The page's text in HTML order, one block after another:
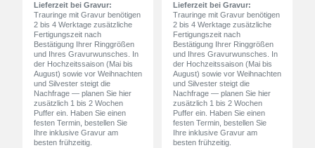
Lieferzeit bei Gravur:
Trauringe mit Gravur benötigen
2 bis 4 Werktage zusätzliche
Fertigungszeit nach
Bestätigung Ihrer Ringgrößen
und Ihres Gravurwunsches. In
der Hochzeitssaison (Mai bis
August) sowie vor Weihnachten
und Silvester steigt die
Nachfrage — planen Sie hier
zusätzlich 1 bis 2 Wochen
Puffer ein. Haben Sie einen
festen Termin, bestellen Sie
Ihre inklusive Gravur am
besten frühzeitig.
Lieferzeit bei Gravur:
Trauringe mit Gravur benötigen
2 bis 4 Werktage zusätzliche
Fertigungszeit nach
Bestätigung Ihrer Ringgrößen
und Ihres Gravurwunsches. In
der Hochzeitssaison (Mai bis
August) sowie vor Weihnachten
und Silvester steigt die
Nachfrage — planen Sie hier
zusätzlich 1 bis 2 Wochen
Puffer ein. Haben Sie einen
festen Termin, bestellen Sie
Ihre inklusive Gravur am
besten frühzeitig.